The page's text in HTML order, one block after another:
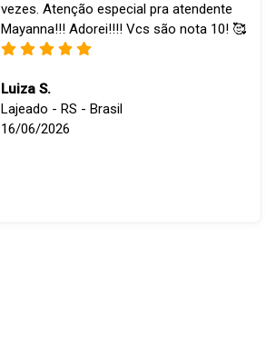
vezes. Atenção especial pra atendente
Mayanna!!! Adorei!!!! Vcs são nota 10! 🥰
Luiza S.
Lajeado - RS - Brasil
16/06/2026